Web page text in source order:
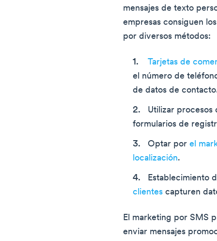
mensajes de texto
empresas consiguen
por diversos métodos:
Tarjetas de
el número de
de datos de
Utilizar procesos
formularios de
Optar porel
localización.
Establecimiento
clientes capturen
El marketing por SMS
enviar mensajes